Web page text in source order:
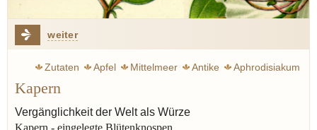
weiter
Zutaten Apfel Mittelmeer Antike
Aphrodisiakum
Bibel
Mayonnaise
Senf
Kapern
Vergänglichkeit der Welt als Würze